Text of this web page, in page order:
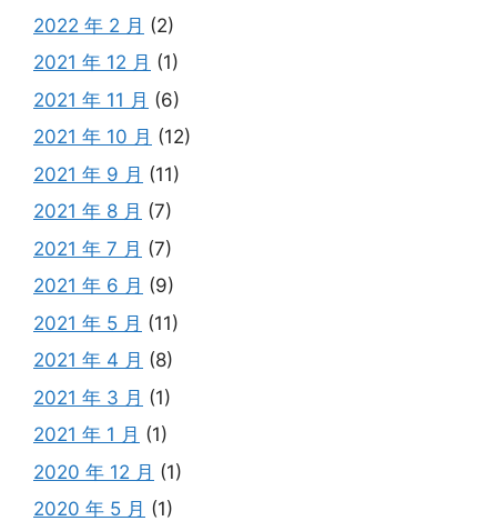
2022 年 2 月 (2)
2021 年 12 月 (1)
2021 年 11 月 (6)
2021 年 10 月 (12)
2021 年 9 月 (11)
2021 年 8 月 (7)
2021 年 7 月 (7)
2021 年 6 月 (9)
2021 年 5 月 (11)
2021 年 4 月 (8)
2021 年 3 月 (1)
2021 年 1 月 (1)
2020 年 12 月 (1)
2020 年 5 月 (1)